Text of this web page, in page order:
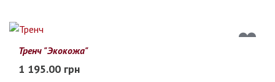
Тренч "Экокожа"
1 195.00 грн